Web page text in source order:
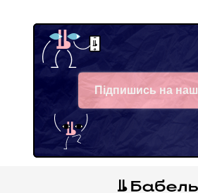
Підпишись на наш
Telegram